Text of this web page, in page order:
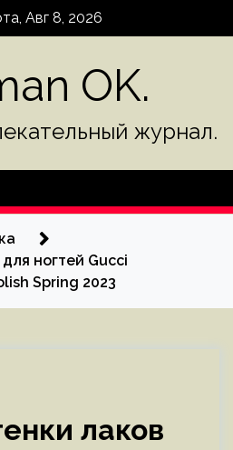
Авг 8, 2026
OK.
журнал.
ногтей Gucci
Spring 2023
лаков